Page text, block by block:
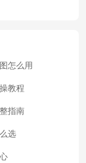
怎么用
教程
指南
选